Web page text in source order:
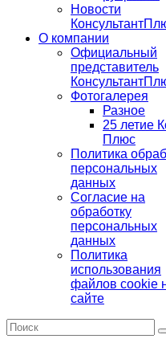
Новости
О компании
Официальный
представитель
Фотогалерея
Разное
25 летие
Плюс
Политика
персональных
данных
Согласие на
обработку
персональных
данных
Политика
использования
файлов cookie
сайте